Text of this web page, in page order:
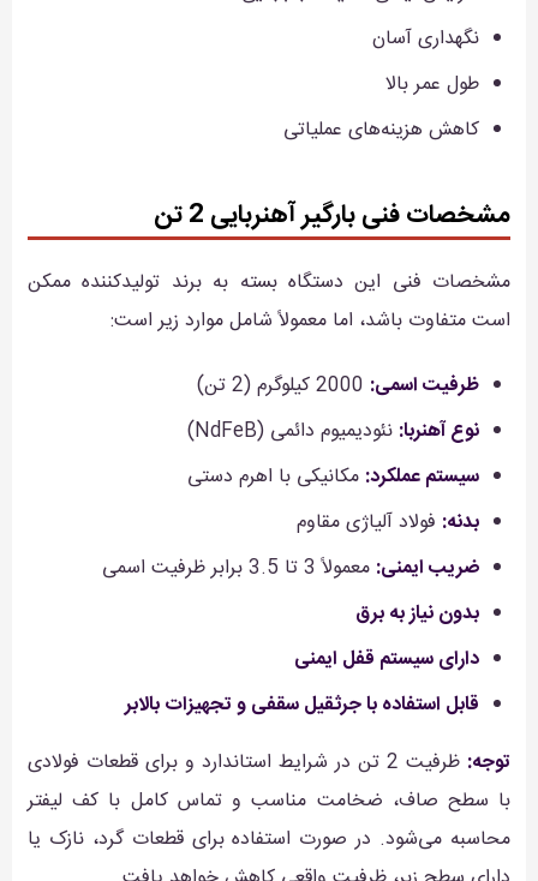
نگهداری آسان
طول عمر بالا
کاهش هزینه‌های عملیاتی
مشخصات فنی بارگیر آهنربایی 2 تن
مشخصات فنی این دستگاه بسته به برند تولیدکننده ممکن
است متفاوت باشد، اما معمولاً شامل موارد زیر است:
ظرفیت اسمی:
نوع آهنربا: نئودیمیوم دائمی (NdFeB)
سیستم عملکرد: مکانیکی با اهرم دستی
بدنه: فولاد آلیاژی مقاوم
ضریب ایمنی: معمولاً 3 تا 3.5 برابر ظرفیت اسمی
بدون نیاز به برق
دارای سیستم قفل ایمنی
قابل استفاده با جرثقیل سقفی و تجهیزات بالابر
توجه:
ظرفیت 2 تن در شرایط استاندارد و برای قطعات فولادی
با سطح صاف، ضخامت مناسب و تماس کامل با کف لیفتر
محاسبه می‌شود. در صورت استفاده برای قطعات گرد، نازک یا